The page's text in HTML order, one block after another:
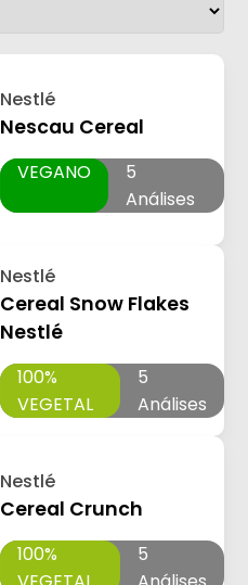
Nestlé
Nescau Cereal
VEGANO
5
Análises
Nestlé
Cereal Snow Flakes
Nestlé
100%
VEGETAL
5
Análises
Nestlé
Cereal Crunch
100%
5